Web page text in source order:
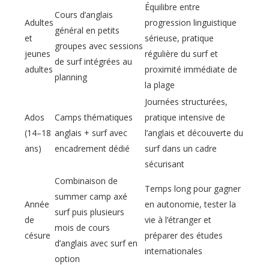
Adultes
et
jeunes
adultes
Cours d’anglais
général en petits
groupes avec sessions
de surf intégrées au
planning
Équilibre entre
progression linguistique
sérieuse, pratique
régulière du surf et
proximité immédiate de
la plage
Ados
(14–18
ans)
Camps thématiques
anglais + surf avec
encadrement dédié
Journées structurées,
pratique intensive de
l’anglais et découverte du
surf dans un cadre
sécurisant
Année
de
césure
Combinaison de
summer camp axé
surf puis plusieurs
mois de cours
d’anglais avec surf en
option
Temps long pour gagner
en autonomie, tester la
vie à l’étranger et
préparer des études
internationales